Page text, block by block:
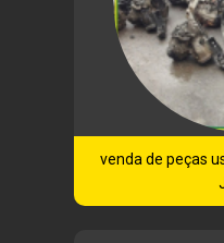
venda de peças